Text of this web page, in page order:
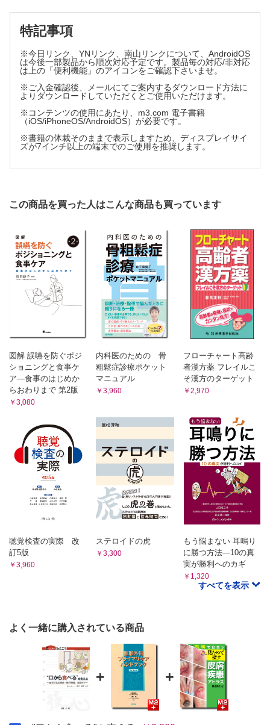
特記事項
※今日リンク、YNリンク、南山リンクについて、AndroidOS
は今後一部製品から順次対応予定です。製品毎の対応/非対応
は上の「便利機能」のアイコンをご確認下さいませ。
※ご入金確認後、メールにてご案内するダウンロード方法に
よりダウンロードしていただくとご使用いただけます。
※コンテンツの使用にあたり、m3.com 電子書籍
（iOS/iPhoneOS/AndroidOS）が必要です。
※書籍の体裁そのままで表示しますため、ディスプレイサイ
ズが7インチ以上の端末でのご使用を推奨します。
この商品を買った人はこんな商品も買っています
図解 誤嚥を防ぐポジ
ショニングと食事ケ
ア―食事のはじめか
らおわりまで 第2版
￥3,080
内科医のための 骨
粗鬆症診療ポケット
マニュアル
￥3,960
フローチャート高齢
者漢方薬 フレイルこ
そ漢方のターゲット
￥2,970
聴覚検査の実際 改
訂5版
￥3,960
ステロイドの虎
￥3,300
もう悩まない 耳鳴り
に勝つ方法―10の真
実が勝利へのカギ
￥1,320
すべてを表示
よく一緒に購入されている商品
+ +